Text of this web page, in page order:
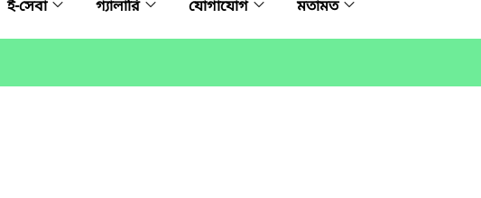
ই-সেবা গ্যালারি যোগাযোগ মতামত